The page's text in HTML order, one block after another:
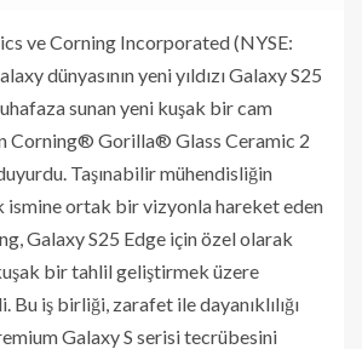
ve Corning Incorporated (NYSE:
dünyasının yeni yıldızı Galaxy S25
sunan yeni kuşak bir cam
Corning® Gorilla® Glass Ceramic 2
Taşınabilir mühendisliğin
ismine ortak bir vizyonla hareket eden
Galaxy S25 Edge için özel olarak
bir tahlil geliştirmek üzere
iş birliği, zarafet ile dayanıklılığı
Galaxy S serisi tecrübesini